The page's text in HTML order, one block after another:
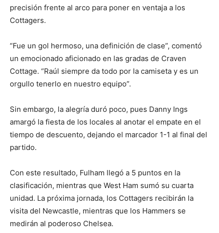
precisión frente al arco para poner en ventaja a los
Cottagers.
“Fue un gol hermoso, una definición de clase”, comentó
un emocionado aficionado en las gradas de Craven
Cottage. “Raúl siempre da todo por la camiseta y es un
orgullo tenerlo en nuestro equipo”.
Sin embargo, la alegría duró poco, pues Danny Ings
amargó la fiesta de los locales al anotar el empate en el
tiempo de descuento, dejando el marcador 1-1 al final del
partido.
Con este resultado, Fulham llegó a 5 puntos en la
clasificación, mientras que West Ham sumó su cuarta
unidad. La próxima jornada, los Cottagers recibirán la
visita del Newcastle, mientras que los Hammers se
medirán al poderoso Chelsea.